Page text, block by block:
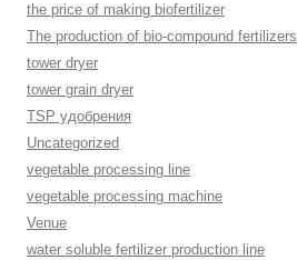
the price of making biofertilizer
The production of bio-compound fertilizers
tower dryer
tower grain dryer
TSP удобрения
Uncategorized
vegetable processing line
vegetable processing machine
Venue
water soluble fertilizer production line